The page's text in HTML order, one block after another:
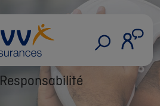
Responsabilité